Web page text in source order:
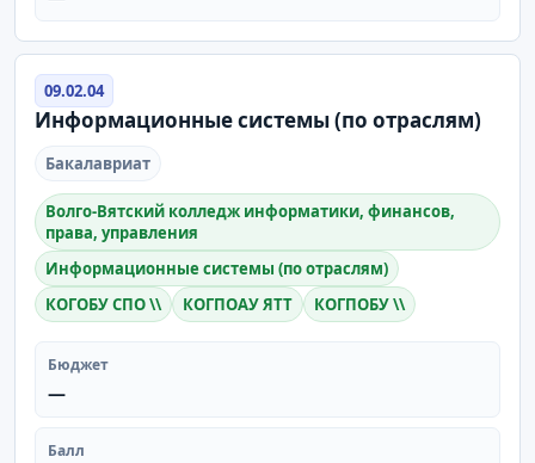
09.02.04
Информационные системы (по отраслям)
Бакалавриат
Волго-Вятский колледж информатики, финансов,
права, управления
Информационные системы (по отраслям)
КОГОБУ СПО \\
КОГПОАУ ЯТТ КОГПОБУ \\
Бюджет
—
Балл